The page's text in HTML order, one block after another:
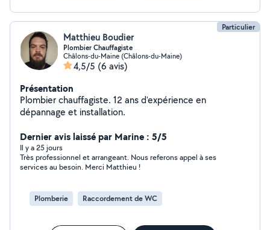
Particulier
Matthieu Boudier
Plombier Chauffagiste
Châlons-du-Maine (Châlons-du-Maine)
4,5/5 (6 avis)
Présentation
Plombier chauffagiste. 12 ans d'expérience en
dépannage et installation.
Dernier avis laissé par Marine : 5/5
Il y a 25 jours
Très professionnel et arrangeant. Nous referons appel à ses
services au besoin. Merci Matthieu !
Plomberie Raccordement de WC